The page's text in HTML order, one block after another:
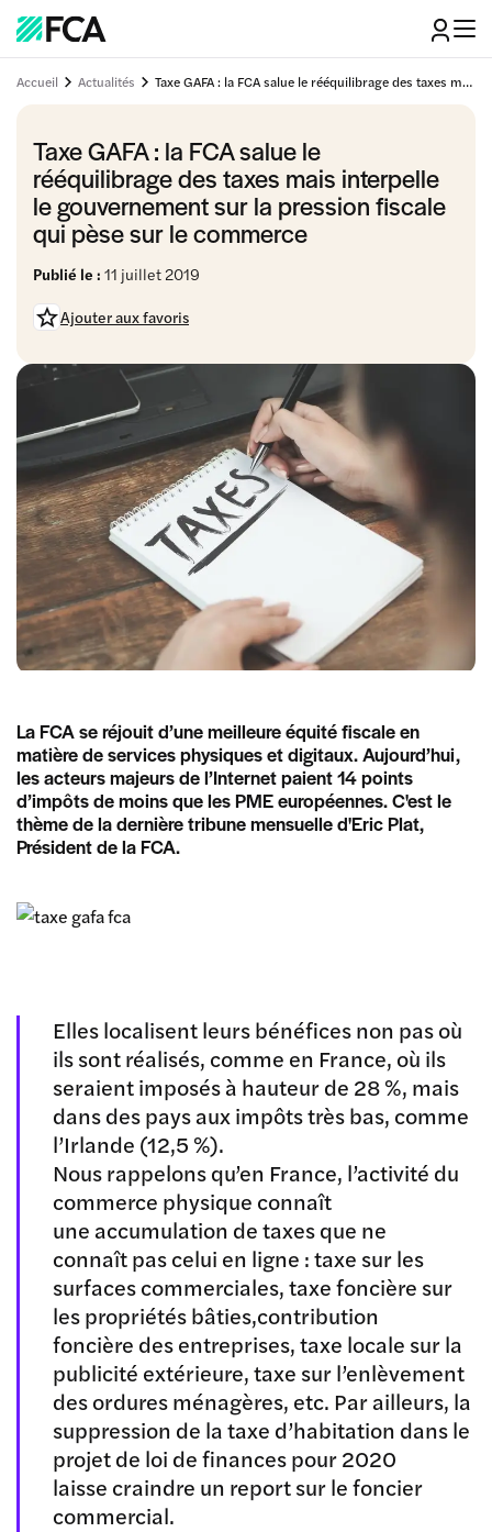
Accueil Actualités Taxe GAFA : la FCA salue le rééquilibrage des taxes mais interpelle le gouvernement sur la pression fiscale qui pèse sur le commerce
Taxe GAFA : la FCA salue le
rééquilibrage des taxes mais interpelle
le gouvernement sur la pression fiscale
qui pèse sur le commerce
Publié le : 11 juillet 2019
Ajouter aux favoris
La FCA se réjouit d’une meilleure équité fiscale en
matière de services physiques et digitaux. Aujourd’hui,
les acteurs majeurs de l’Internet paient 14 points
d’impôts de moins que les PME européennes. C'est le
thème de la dernière tribune mensuelle d'Eric Plat,
Président de la FCA.
Elles localisent leurs bénéfices non pas où
ils sont réalisés, comme en France, où ils
seraient imposés à hauteur de 28 %, mais
dans des pays aux impôts très bas, comme
l’Irlande (12,5 %).
Nous rappelons qu’en France, l’activité du
commerce physique connaît
une accumulation de taxes que ne
connaît pas celui en ligne : taxe sur les
surfaces commerciales, taxe foncière sur
les propriétés bâties,contribution
foncière des entreprises, taxe locale sur la
publicité extérieure, taxe sur l’enlèvement
des ordures ménagères, etc. Par ailleurs, la
suppression de la taxe d’habitation dans le
projet de loi de finances pour 2020
laisse craindre un report sur le foncier
commercial.